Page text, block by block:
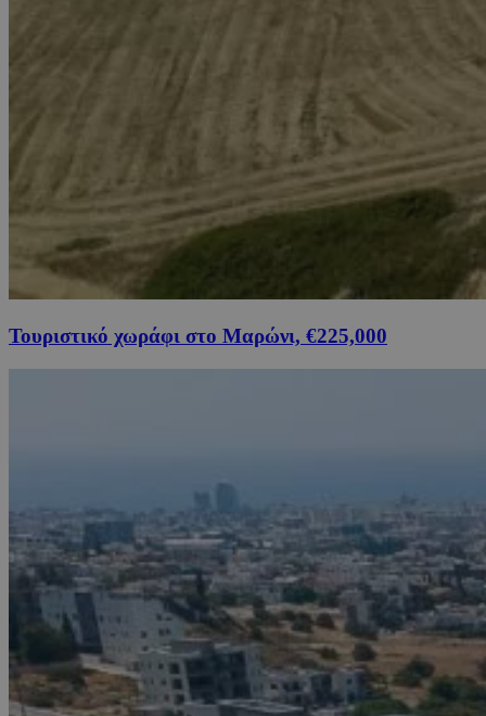
Τουριστικό χωράφι στο Μαρώνι, €225,000